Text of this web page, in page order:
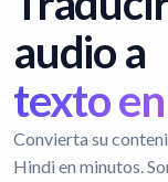
audio a
texto
Convierta su
Hindi en minutos.